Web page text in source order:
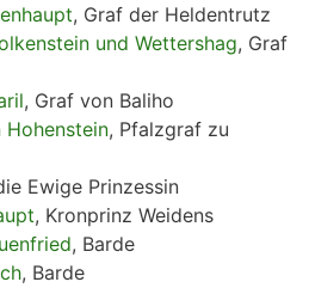
, Graf der Heldentrutz
und Wettershag, Graf
, Graf von Baliho
Hohenstein, Pfalzgraf zu
Ewige Prinzessin
, Kronprinz Weidens
, Barde
, Barde